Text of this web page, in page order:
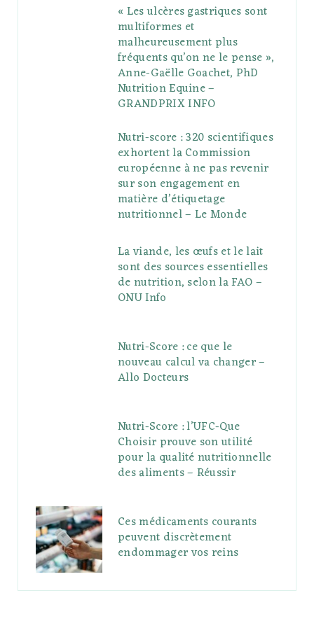
« Les ulcères gastriques sont
multiformes et
malheureusement plus
fréquents qu’on ne le pense »,
Anne-Gaëlle Goachet, PhD
Nutrition Equine –
GRANDPRIX INFO
Nutri-score : 320 scientifiques
exhortent la Commission
européenne à ne pas revenir
sur son engagement en
matière d’étiquetage
nutritionnel – Le Monde
La viande, les œufs et le lait
sont des sources essentielles
de nutrition, selon la FAO –
ONU Info
Nutri-Score : ce que le
nouveau calcul va changer –
Allo Docteurs
Nutri-Score : l’UFC-Que
Choisir prouve son utilité
pour la qualité nutritionnelle
des aliments – Réussir
Ces médicaments courants
peuvent discrètement
endommager vos reins